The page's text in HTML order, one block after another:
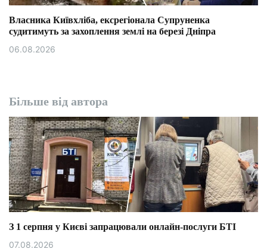
Власника Київхліба, ексрегіонала Супруненка
судитимуть за захоплення землі на березі Дніпра
06.08.2026
Більше від автора
З 1 серпня у Києві запрацювали онлайн-послуги БТІ
07.08.2026